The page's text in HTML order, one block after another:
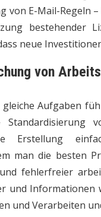
von E-Mail-Regeln
bestehender
neue
von
Aufgaben
Standardisierung
man die besten
fehlerfreier
und Informationen
und Verarbeiten